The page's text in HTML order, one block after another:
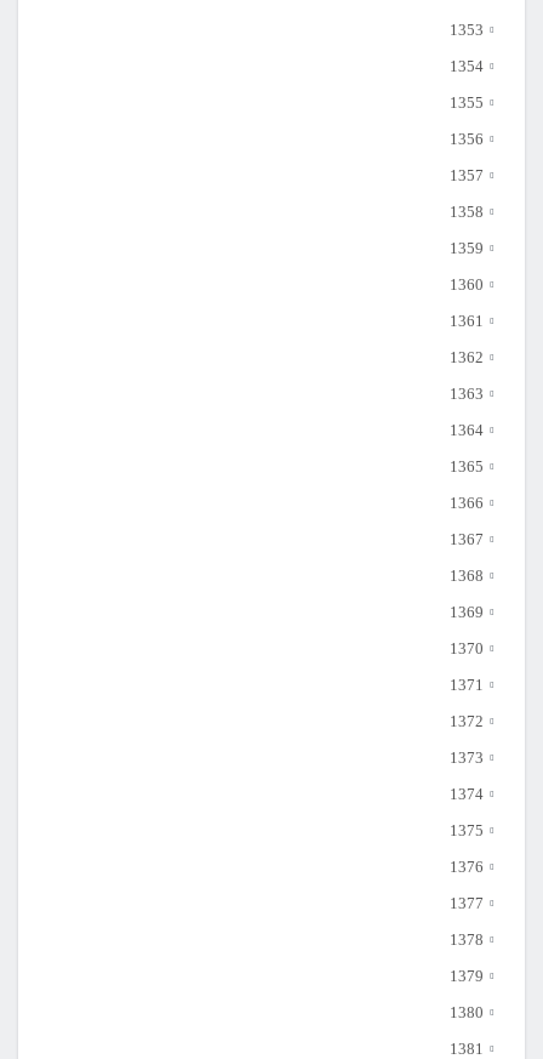
1353
1354
1355
1356
1357
1358
1359
1360
1361
1362
1363
1364
1365
1366
1367
1368
1369
1370
1371
1372
1373
1374
1375
1376
1377
1378
1379
1380
1381